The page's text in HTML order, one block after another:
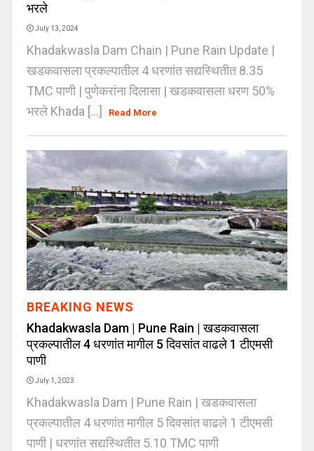
भरले
July 13, 2024
Khadakwasla Dam Chain | Pune Rain Update |
खडकवासला प्रकल्पातील 4 धरणांत सद्यस्थितीत 8.35
TMC पाणी | पुणेकरांना दिलासा | खडकवासला धरण 50%
भरले Khada [...]
Read More
BREAKING NEWS
Khadakwasla Dam | Pune Rain | खडकवासला
प्रकल्पातील 4 धरणांत मागील 5 दिवसांत वाढले 1 टीएमसी
पाणी
July 1, 2023
Khadakwasla Dam | Pune Rain | खडकवासला
प्रकल्पातील 4 धरणांत मागील 5 दिवसांत वाढले 1 टीएमसी
पाणी | धरणांत सद्यस्थितीत 5.10 TMC पाणी